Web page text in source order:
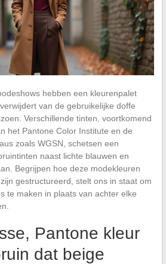
hebben een kleurenpalet
van de gebruikelijke doffe
Verschillende tinten, voortkomend
het Pantone Color Institute en de
zoals WGSN, schetsen een
naast lichte blauwen en
Begrijpen hoe deze modekleuren
gestructureerd, stelt ons in staat om
te maken in plaats van achter elke
Pantone kleur
dat beige